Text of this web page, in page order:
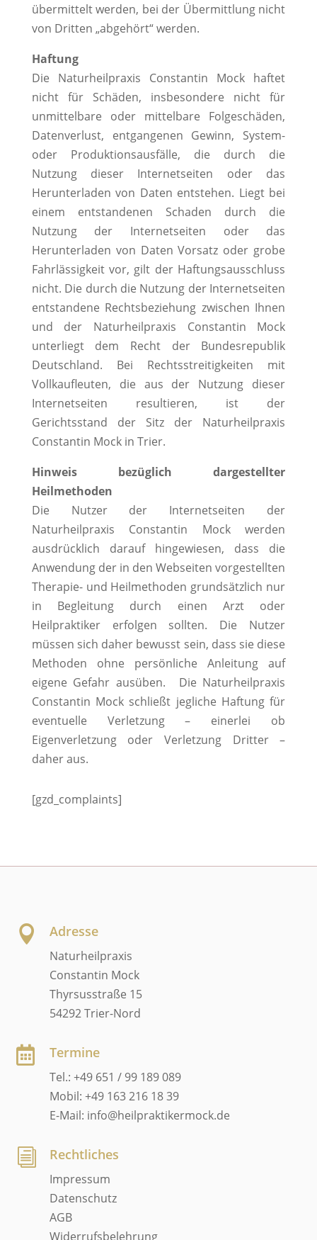
übermittelt werden, bei der Übermittlung nicht
von Dritten „abgehört“ werden.
Haftung
Die Naturheilpraxis Constantin Mock haftet
nicht für Schäden, insbesondere nicht für
unmittelbare oder mittelbare Folgeschäden,
Datenverlust, entgangenen Gewinn, System-
oder Produktionsausfälle, die durch die
Nutzung dieser Internetseiten oder das
Herunterladen von Daten entstehen. Liegt bei
einem entstandenen Schaden durch die
Nutzung der Internetseiten oder das
Herunterladen von Daten Vorsatz oder grobe
Fahrlässigkeit vor, gilt der Haftungsausschluss
nicht. Die durch die Nutzung der Internetseiten
entstandene Rechtsbeziehung zwischen Ihnen
und der Naturheilpraxis Constantin Mock
unterliegt dem Recht der Bundesrepublik
Deutschland. Bei Rechtsstreitigkeiten mit
Vollkaufleuten, die aus der Nutzung dieser
Internetseiten resultieren, ist der
Gerichtsstand der Sitz der Naturheilpraxis
Constantin Mock in Trier.
Hinweis bezüglich dargestellter
Heilmethoden
Die Nutzer der Internetseiten der
Naturheilpraxis Constantin Mock werden
ausdrücklich darauf hingewiesen, dass die
Anwendung der in den Webseiten vorgestellten
Therapie- und Heilmethoden grundsätzlich nur
in Begleitung durch einen Arzt oder
Heilpraktiker erfolgen sollten. Die Nutzer
müssen sich daher bewusst sein, dass sie diese
Methoden ohne persönliche Anleitung auf
eigene Gefahr ausüben. Die Naturheilpraxis
Constantin Mock schließt jegliche Haftung für
eventuelle Verletzung – einerlei ob
Eigenverletzung oder Verletzung Dritter –
daher aus.
[gzd_complaints]
 Adresse
Naturheilpraxis
Constantin Mock
Thyrsusstraße 15
54292 Trier-Nord
 Termine
Tel.: +49 651 / 99 189 089
Mobil: +49 163 216 18 39
E-Mail: info@heilpraktikermock.de
i Rechtliches
Impressum
Datenschutz
AGB
Widerrufsbelehrung